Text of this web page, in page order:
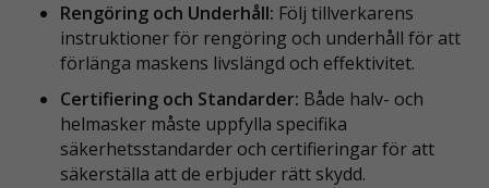
Rengöring och Underhåll: Följ tillverkarens
instruktioner för rengöring och underhåll för att
förlänga maskens livslängd och effektivitet.
Certifiering och Standarder: Både halv- och
helmasker måste uppfylla specifika
säkerhetsstandarder och certifieringar för att
säkerställa att de erbjuder rätt skydd.